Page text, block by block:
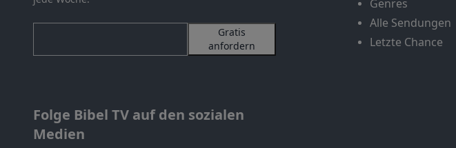
Gratis
anfordern
Folge Bibel TV auf den sozialen
Medien
Genres
Alle Sendungen
Letzte Chance